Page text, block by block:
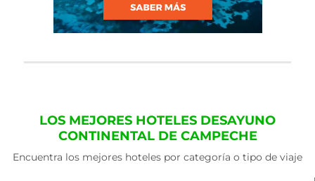
LOS MEJORES HOTELES DESAYUNO
CONTINENTAL DE CAMPECHE
Encuentra los mejores hoteles por categoría o tipo de viaje